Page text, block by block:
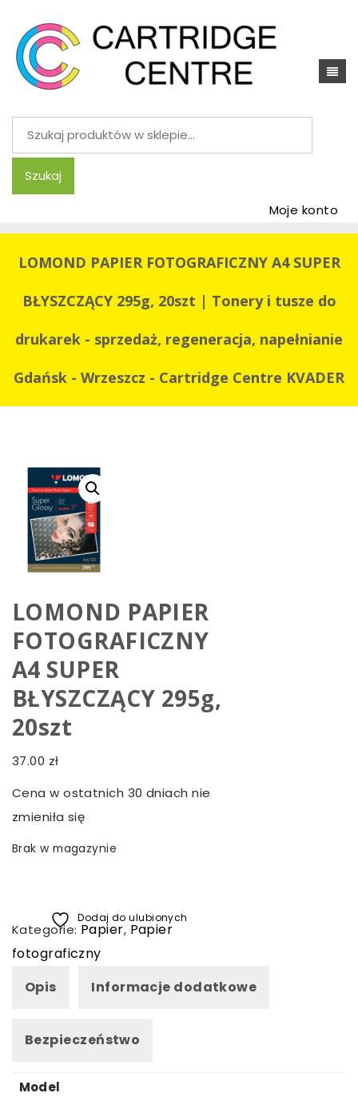
Szukaj:
Szukaj
Moje konto
LOMOND PAPIER FOTOGRAFICZNY A4 SUPER
BŁYSZCZĄCY 295g, 20szt | Tonery i tusze do
drukarek - sprzedaż, regeneracja, napełnianie
Gdańsk - Wrzeszcz - Cartridge Centre KVADER
LOMOND PAPIER
FOTOGRAFICZNY
A4 SUPER
BŁYSZCZĄCY 295g,
20szt
37.00 zł
Cena w ostatnich 30 dniach nie
zmieniła się
Brak w magazynie
Dodaj do ulubionych
Kategorie: Papier, Papier
fotograficzny
Opis
Informacje dodatkowe
Bezpieczeństwo
Model